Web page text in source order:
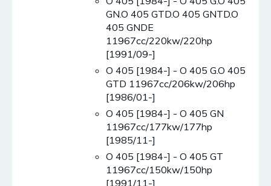
GN.O 405 GTD.O 405 GNTD.O
405 GNDE
11967cc/220kw/220hp
[1991/09-]
O 405 [1984-] - O 405 G.O 405
GTD 11967cc/206kw/206hp
[1986/01-]
O 405 [1984-] - O 405 GN
11967cc/177kw/177hp
[1985/11-]
O 405 [1984-] - O 405 GT
11967cc/150kw/150hp
[1991/11-]